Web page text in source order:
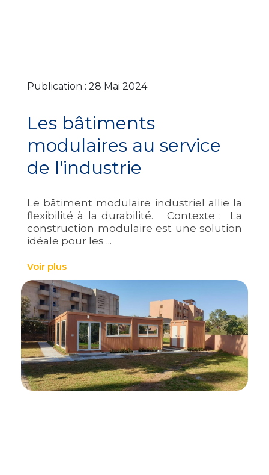
Publication : 28 Mai 2024
Les bâtiments
modulaires au service
de l'industrie
Le bâtiment modulaire industriel allie la
flexibilité à la durabilité. Contexte : La
construction modulaire est une solution
idéale pour les ...
Voir plus